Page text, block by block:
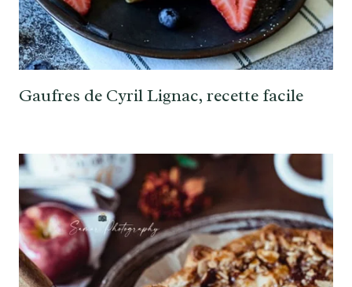
Gaufres de Cyril Lignac, recette facile